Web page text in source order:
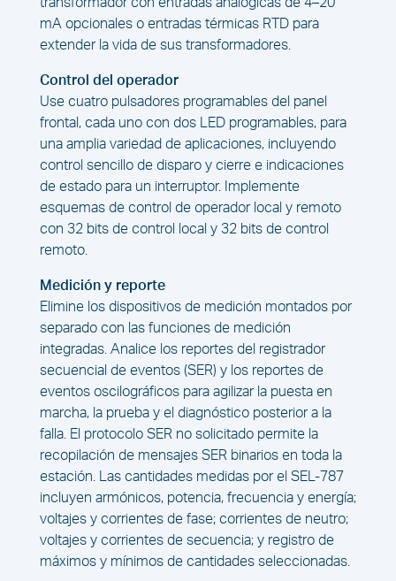
transformador con entradas analógicas de 4–20
mA opcionales o entradas térmicas RTD para
extender la vida de sus transformadores.
Control del operador
Use cuatro pulsadores programables del panel
frontal, cada uno con dos LED programables, para
una amplia variedad de aplicaciones, incluyendo
control sencillo de disparo y cierre e indicaciones
de estado para un interruptor. Implemente
esquemas de control de operador local y remoto
con 32 bits de control local y 32 bits de control
remoto.
Medición y reporte
Elimine los dispositivos de medición montados por
separado con las funciones de medición
integradas. Analice los reportes del registrador
secuencial de eventos (SER) y los reportes de
eventos oscilográficos para agilizar la puesta en
marcha, la prueba y el diagnóstico posterior a la
falla. El protocolo SER no solicitado permite la
recopilación de mensajes SER binarios en toda la
estación. Las cantidades medidas por el SEL-787
incluyen armónicos, potencia, frecuencia y energía;
voltajes y corrientes de fase; corrientes de neutro;
voltajes y corrientes de secuencia; y registro de
máximos y mínimos de cantidades seleccionadas.